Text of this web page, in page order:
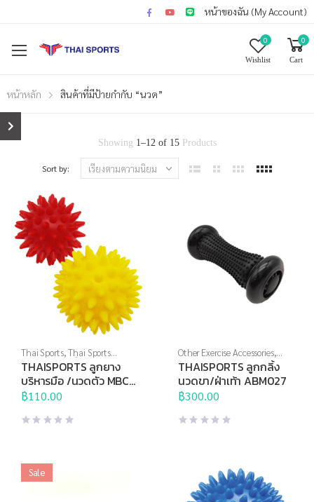
หน้าของฉัน (My Account)
0
Wishlist
0
Cart
หน้าหลัก สินค้าที่มีป้ายกำกับ “นวด”
Showing 1–12of 15Products
Sort by:
Thai Sports,Thai Sports
Brand,บริหารมือ, อุปกรณ์คลาย
กล้ามเนื้อ,อุปกรณ์นวด ,อุปกรณ์
บริหารกาย,อุปกรณ์สุขภาพเพื่อ
ผู้สูงวัย,อุปกรณ์เพื่อสุขภาพ
THAISPORTS ลูกยาง
บริหารมือ /นวดตัว MBC-
05 (คู่)
฿110.00
Other Exercise Accessories,
Thai Sports,อุปกรณ์นวด,
อุปกรณ์บริหารกาย,อุปกรณ์
สุขภาพเพื่อผู้สูงวัย
THAISPORTS ลูกกลิ้ง
นวดขา/ฝ่าเท้า ABM027
฿300.00
Sale